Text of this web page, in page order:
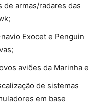
armas/radares das
Exocet e Penguin
aviões da Marinha e
de sistemas
em base